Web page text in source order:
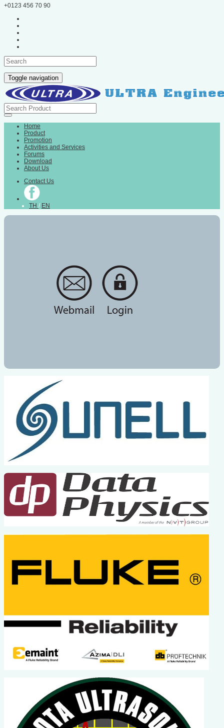
+0123 456 70 90
Toggle navigation
Home
Product
Promotion
Activities and Services
Forums
Download
About Us
Contact Us
TH / EN